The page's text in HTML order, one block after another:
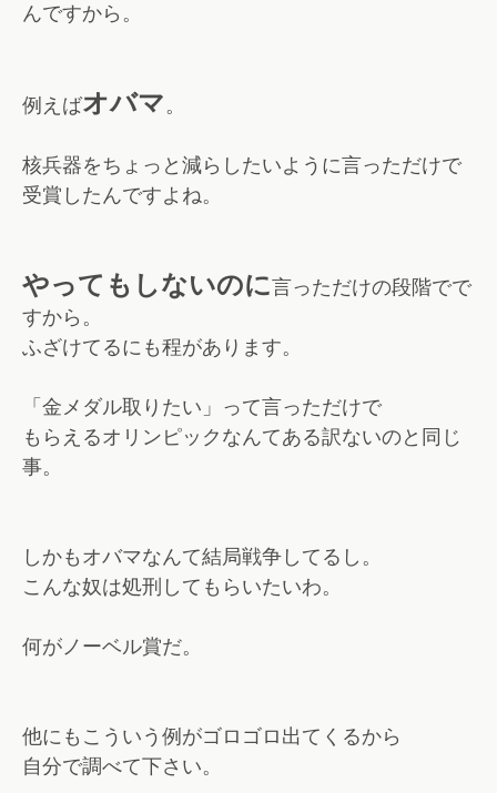
んですから。
例えばオバマ。
核兵器をちょっと減らしたいように言っただけで
受賞したんですよね。
やってもしないのに言っただけの段階でで
すから。
ふざけてるにも程があります。
「金メダル取りたい」って言っただけで
もらえるオリンピックなんてある訳ないのと同じ
事。
しかもオバマなんて結局戦争してるし。
こんな奴は処刑してもらいたいわ。
何がノーベル賞だ。
他にもこういう例がゴロゴロ出てくるから
自分で調べて下さい。